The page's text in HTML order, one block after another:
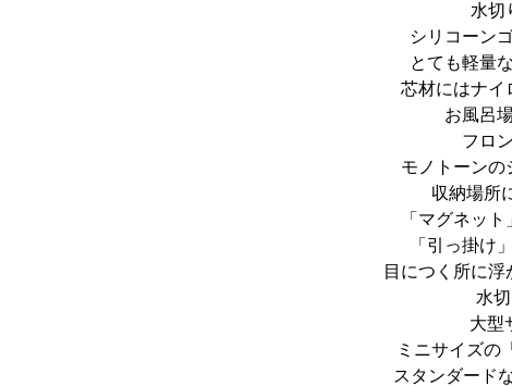
水切
シリコーン
とても軽量
芯材にはナイ
お風呂
フロ
モノトーンの
収納場所
「マグネッ
「引っ掛け
目につく所に
水
大型
ミニサイズの
スタンダード